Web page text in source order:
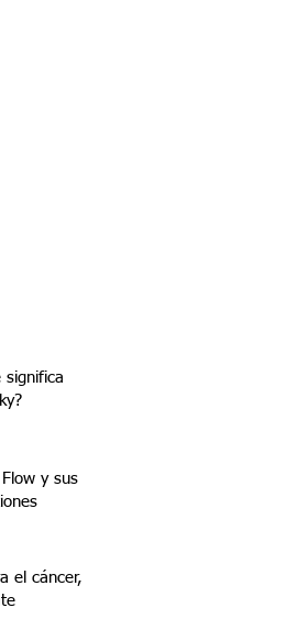
significa
Flow y sus
el cáncer,